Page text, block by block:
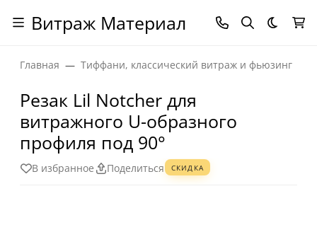
Витраж Материал Темная
Главная Тиффани, классический витраж и фьюзинг
Резак Lil Notcher для
витражного U-образного
профиля под 90°
В избранное Поделиться СКИДКА